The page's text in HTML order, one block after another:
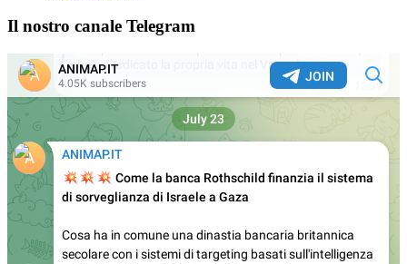
Il nostro canale Telegram